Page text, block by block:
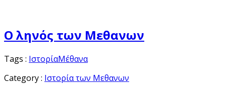
Ο ληνός των Μεθανων
Tags : ΙστορίαΜέθανα
Category : Ιστορία των Μεθανων